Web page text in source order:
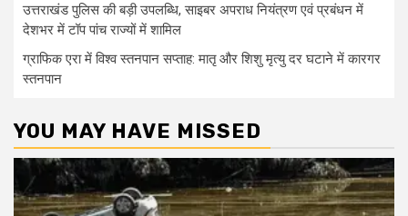
उत्तराखंड पुलिस की बड़ी उपलब्धि, साइबर अपराध नियंत्रण एवं प्रबंधन में
देशभर में टॉप पांच राज्यों में शामिल
ग्राफिक एरा में विश्व स्तनपान सप्ताह: मातृ और शिशु मृत्यु दर घटाने में कारगर
स्तनपान
YOU MAY HAVE MISSED